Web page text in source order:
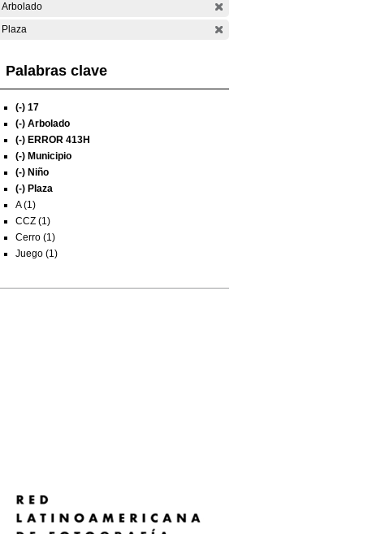
Arbolado
Plaza
Palabras clave
(-) 17
(-) Arbolado
(-) ERROR 413H
(-) Municipio
(-) Niño
(-) Plaza
A (1)
CCZ (1)
Cerro (1)
Juego (1)